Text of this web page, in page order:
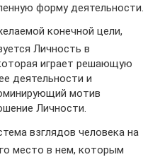
форму деятельности.
конечной цели,
Личность в
играет решающую
деятельности и
мотив
Личности.
взглядов человека на
место в нем, которым